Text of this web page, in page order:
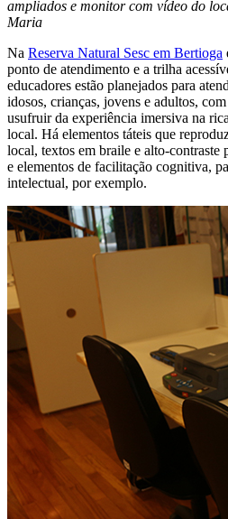
ampliados e monitor com vídeo do
Maria
Na Reserva Natural Sesc em Bertioga
ponto de atendimento e a trilha
educadores estão planejados para
idosos, crianças, jovens e adultos,
usufruir da experiência imersiva na
local. Há elementos táteis que
local, textos em braile e alto-contraste
e elementos de facilitação cognitiva,
intelectual, por exemplo.